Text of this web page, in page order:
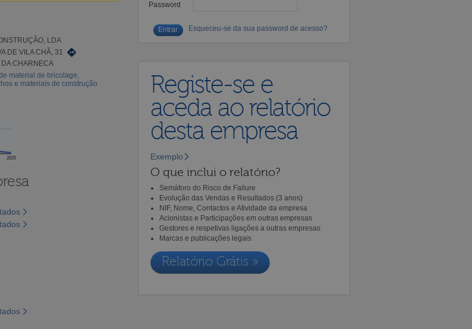
LDA
DE VILA CHÃ, 31
CHARNECA
material de bricolage,
e materiais de construção
2025
Password
Esqueceu-se da sua password de acesso?
Registe-se e
aceda ao relatório
desta empresa
Exemplo
O que inclui o relatório?
Semáforo do Risco de Failure
Evolução das Vendas e Resultados (3 anos)
NIF, Nome, Contactos e Atividade da empresa
Acionistas e Participações em outras empresas
Gestores e respetivas ligações a outras empresas
Marcas e publicações legais
Relatório Grátis »